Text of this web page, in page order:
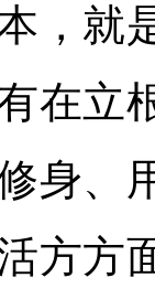
，就
在立
身、
方方